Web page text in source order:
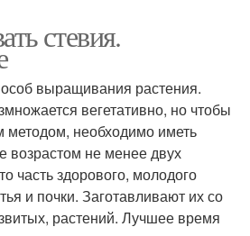
стевия.
выращивания растения.
вегетативно, но чтобы
методом, необходимо иметь
возрастом не менее двух
часть здорового, молодого
и почки. Заготавливают их со
растений. Лучшее время